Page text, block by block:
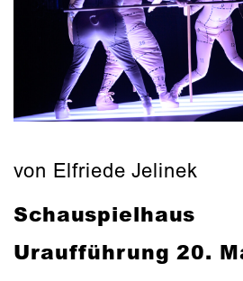
von Elfriede Jelinek
Schauspielhaus
Uraufführung 20.